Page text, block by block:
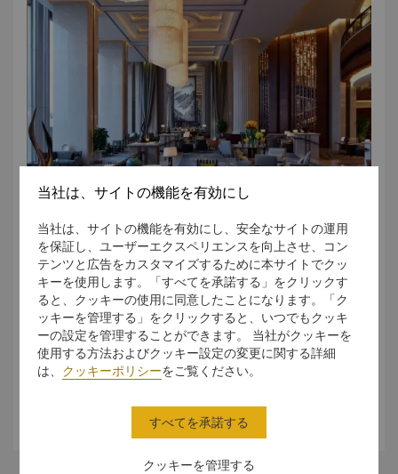
Spaces for Optimal Relaxation
Lobby Lounge is an ideal place to meet for business
or leisure. Guests can choose from a full range of
teas, coffees, cocktails and light meals while enjoying
live musical entertainment.
当社は、サイトの機能を有効にし
当社は、サイトの機能を有効にし、安全なサイトの運用
を保証し、ユーザーエクスペリエンスを向上させ、コン
テンツと広告をカスタマイズするために本サイトでクッ
キーを使用します。「すべてを承諾する」をクリックす
ると、クッキーの使用に同意したことになります。「ク
ッキーを管理する」をクリックすると、いつでもクッキ
ーの設定を管理することができます。 当社がクッキーを
使用する方法およびクッキー設定の変更に関する詳細
は、 クッキーポリシーをご覧ください。
クッキーを管理する
すべてを承諾する